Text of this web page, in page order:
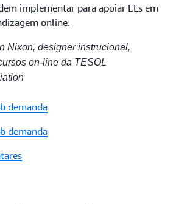
implementar para apoiar ELs em
online.
Nixon, designer instrucional,
on-line da TESOL
demanda
demanda